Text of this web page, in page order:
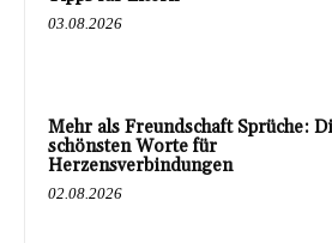
03.08.2026
Mehr als Freundschaft Sprüche:
schönsten Worte für
Herzensverbindungen
02.08.2026